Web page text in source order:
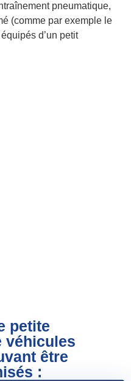
pneumatique,
(comme par exemple le
d’un petit
petite
véhicules
être
: